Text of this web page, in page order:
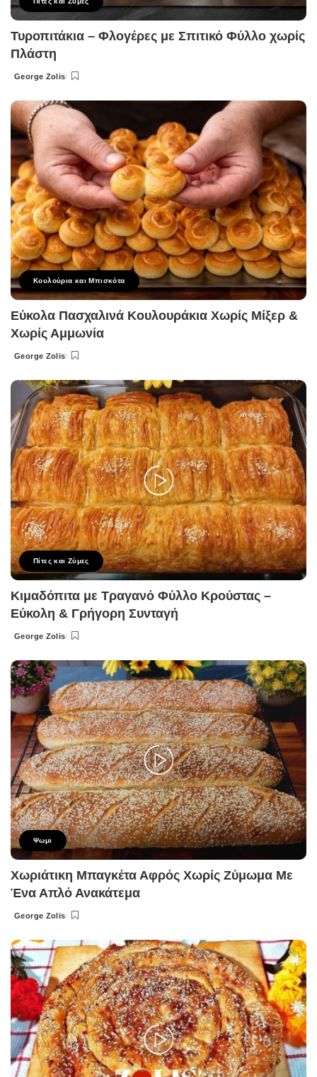
Τυροπιτάκια – Φλογέρες με Σπιτικό Φύλλο χωρίς
Πλάστη
Posted
George Zolis
Κουλούρια και Μπισκότα
Εύκολα Πασχαλινά Κουλουράκια Χωρίς Μίξερ &
Χωρίς Αμμωνία
Posted
George Zolis
Πίτες και Ζύμες
Κιμαδόπιτα με Τραγανό Φύλλο Κρούστας –
Εύκολη & Γρήγορη Συνταγή
Posted
George Zolis
Ψωμι
Χωριάτικη Μπαγκέτα Αφρός Χωρίς Ζύμωμα Με
Ένα Απλό Ανακάτεμα
Posted
George Zolis